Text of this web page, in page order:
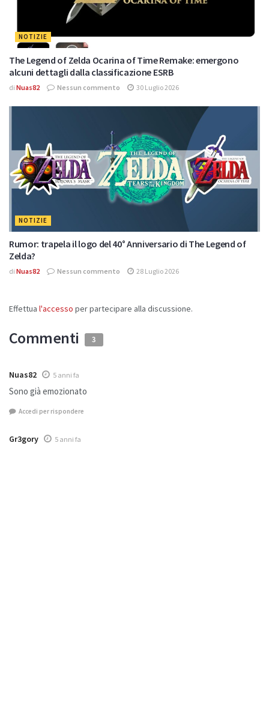
NOTIZIE
The Legend of Zelda Ocarina of Time Remake: emergono
alcuni dettagli dalla classificazione ESRB
di Nuas82 Nessun commento 30 Luglio 2026
NOTIZIE
Rumor: trapela il logo del 40° Anniversario di The Legend of
Zelda?
di Nuas82 Nessun commento 28 Luglio 2026
Effettua l'accesso per partecipare alla discussione.
Commenti 3
Nuas82 5 anni fa
Sono già emozionato
Accedi per rispondere
Gr3gory 5 anni fa